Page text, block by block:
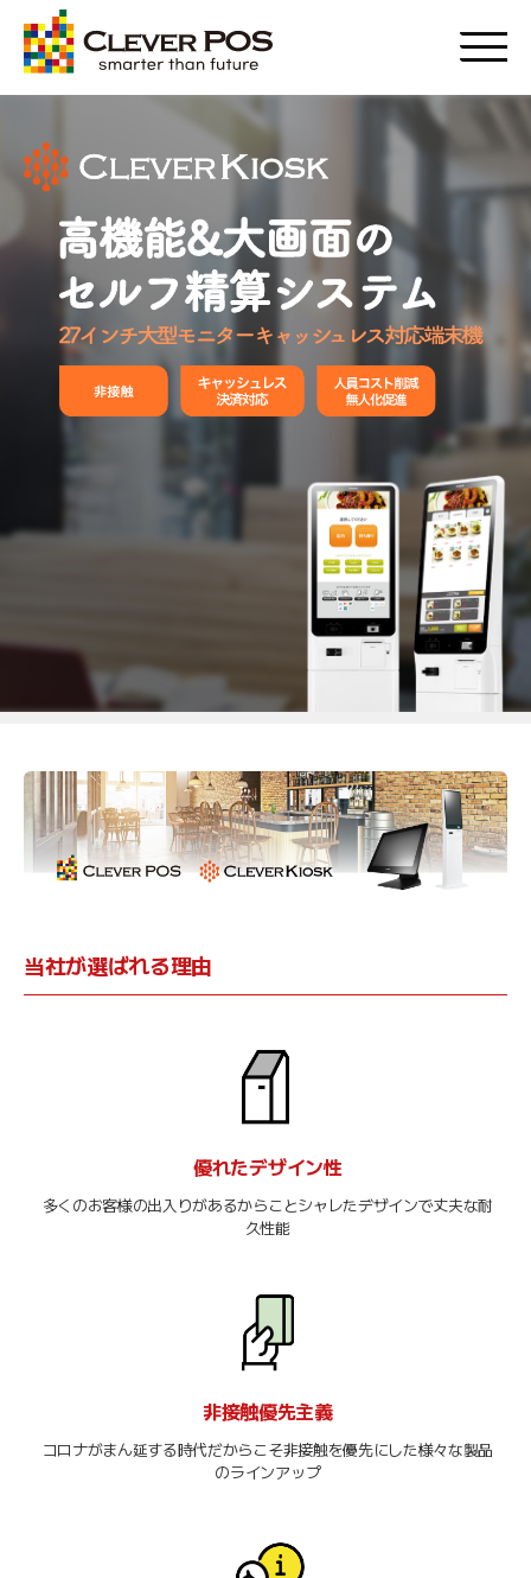
当社が選ばれる理由
優れたデザイン性
多くのお客様の出入りがあるからことシャレたデザインで丈夫な耐
久性能
非接触優先主義
コロナがまん延する時代だからこそ非接触を優先にした様々な製品
のラインアップ